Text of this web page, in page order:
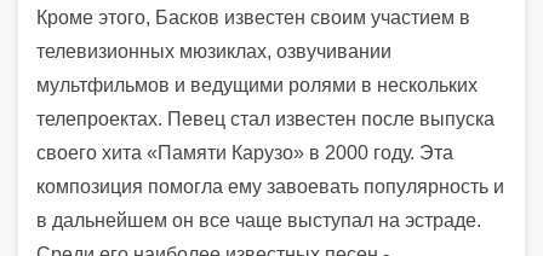
Кроме этого, Басков известен своим участием в
телевизионных мюзиклах, озвучивании
мультфильмов и ведущими ролями в нескольких
телепроектах. Певец стал известен после выпуска
своего хита «Памяти Карузо» в 2000 году. Эта
композиция помогла ему завоевать популярность и
в дальнейшем он все чаще выступал на эстраде.